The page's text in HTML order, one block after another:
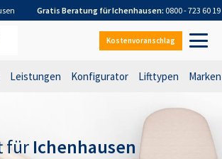
Gratis Beratung fürIchenhausen: 0800 - 723 60 19
Kostenvoranschlag
Leistungen Konfigurator Lifttypen Marken
für Ichenhausen